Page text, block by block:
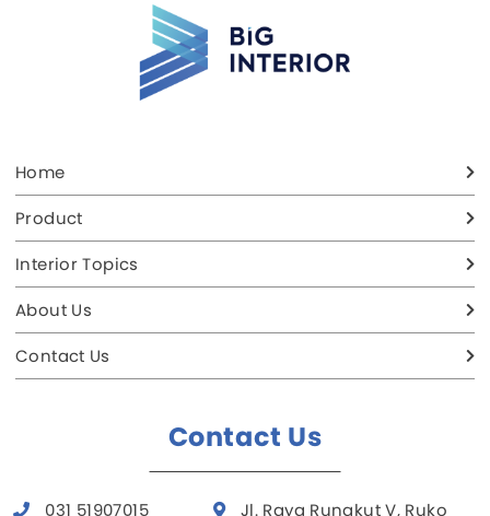
Home
Product
Interior Topics
About Us
Contact Us
Contact Us
031 51907015
Jl. Raya Rungkut V, Ruko